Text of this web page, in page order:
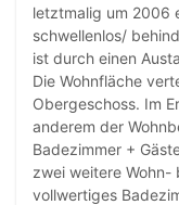
letztmalig um 2006
schwellenlos/
ist durch einen
Die Wohnfläche
Obergeschoss. Im
anderem der
Badezimmer +
zwei weitere Wohn-
vollwertiges